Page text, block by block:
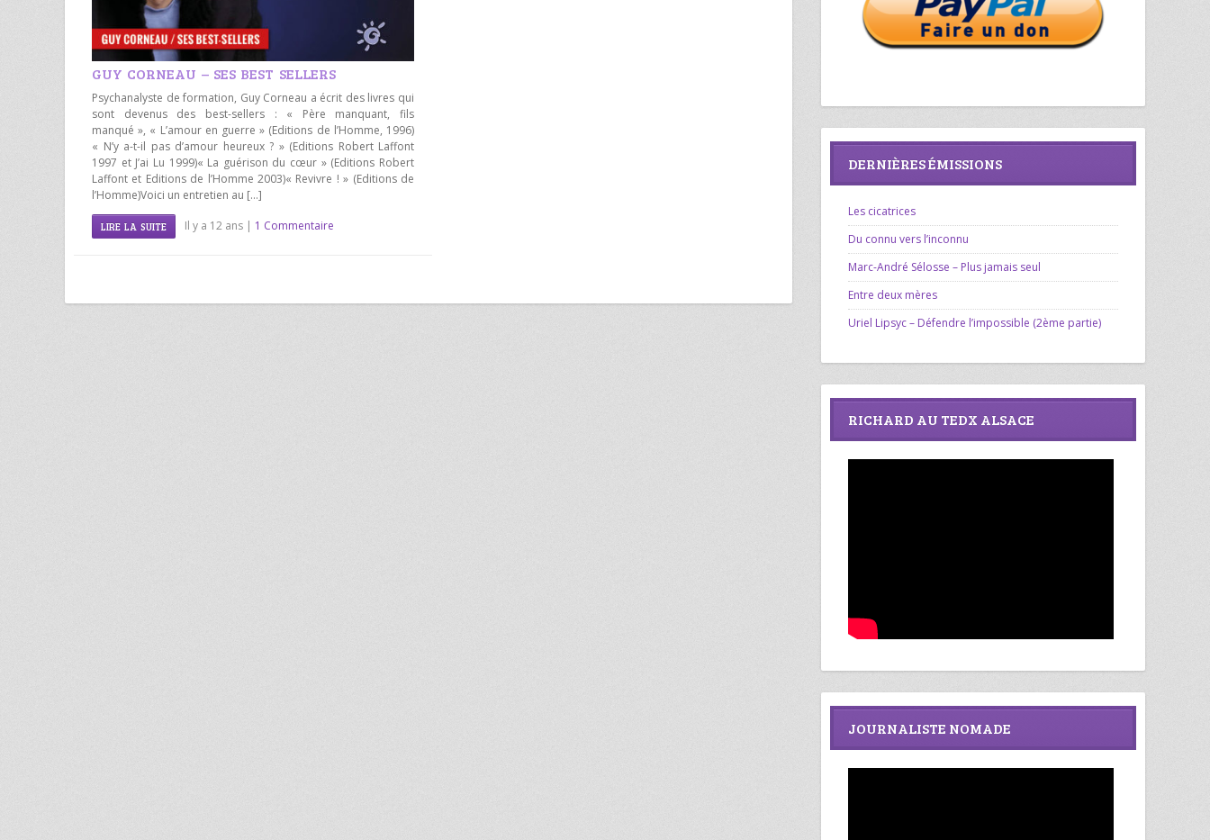
GUY CORNEAU – SES BEST SELLERS
Psychanalyste de formation, Guy Corneau a écrit des livres qui
sont devenus des best-sellers : « Père manquant, fils
manqué », « L’amour en guerre » (Editions de l’Homme, 1996)
« N’y a-t-il pas d’amour heureux ? » (Editions Robert Laffont
1997 et J’ai Lu 1999)« La guérison du cœur » (Editions Robert
Laffont et Editions de l’Homme 2003)« Revivre ! » (Editions de
l’Homme)Voici un entretien au […]
LIRE LA SUITE Il y a 12 ans | 1 Commentaire
DERNIÈRES ÉMISSIONS
Les cicatrices
Du connu vers l’inconnu
Marc-André Sélosse – Plus jamais seul
Entre deux mères
Uriel Lipsyc – Défendre l’impossible (2ème partie)
RICHARD AU TEDX ALSACE
JOURNALISTE NOMADE